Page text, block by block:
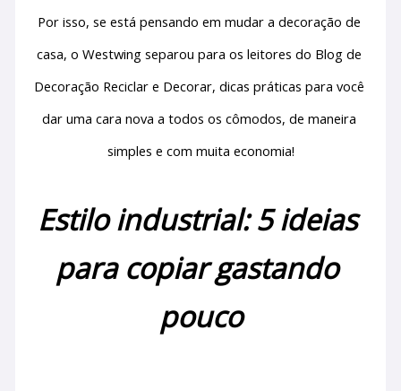
Por isso, se está pensando em mudar a decoração de
casa, o Westwing separou para os leitores do Blog de
Decoração Reciclar e Decorar, dicas práticas para você
dar uma cara nova a todos os cômodos, de maneira
simples e com muita economia!
Estilo industrial: 5 ideias
para copiar gastando
pouco